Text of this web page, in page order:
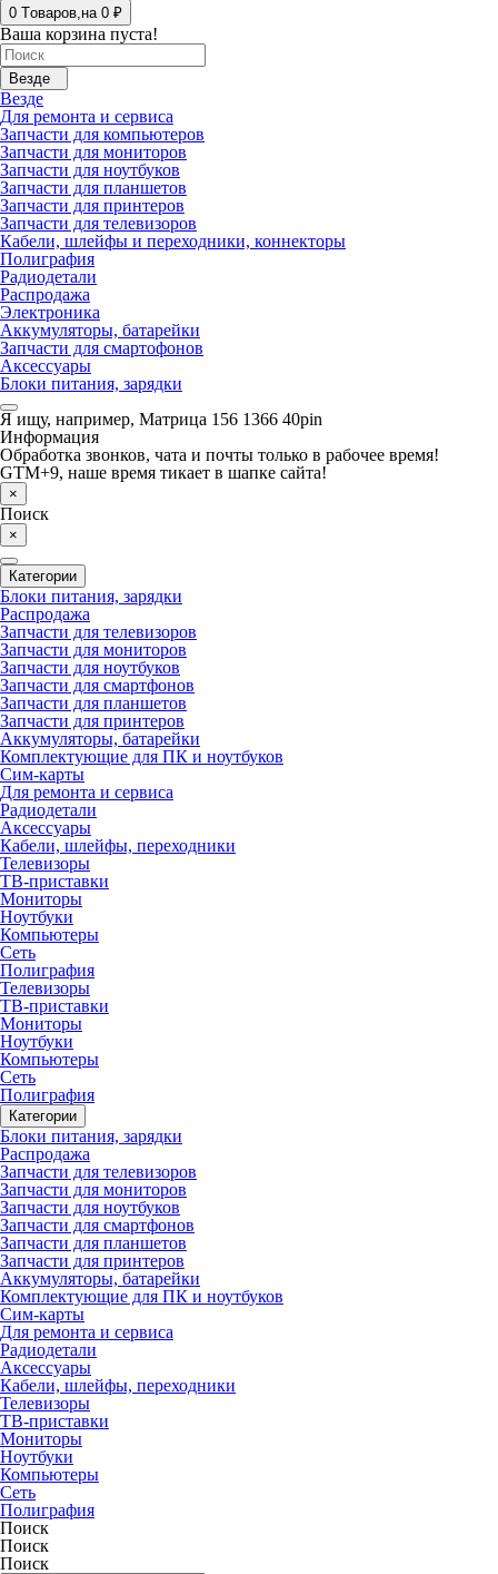
0 Tоваров,на 0 ₽
Ваша корзина пуста!
Везде
Везде
Для ремонта и сервиса
Запчасти для компьютеров
Запчасти для мониторов
Запчасти для ноутбуков
Запчасти для планшетов
Запчасти для принтеров
Запчасти для телевизоров
Кабели, шлейфы и переходники, коннекторы
Полиграфия
Радиодетали
Распродажа
Электроника
Аккумуляторы, батарейки
Запчасти для смартофонов
Аксессуары
Блоки питания, зарядки
Я ищу, например, Матрица 156 1366 40pin
Информация
Обработка звонков, чата и почты только в рабочее время!
GTM+9, наше время тикает в шапке сайта!
×
Поиск
×
Категории
Блоки питания, зарядки
Распродажа
Запчасти для телевизоров
Запчасти для мониторов
Запчасти для ноутбуков
Запчасти для смартфонов
Запчасти для планшетов
Запчасти для принтеров
Аккумуляторы, батарейки
Комплектующие для ПК и ноутбуков
Сим-карты
Для ремонта и сервиса
Радиодетали
Аксессуары
Кабели, шлейфы, переходники
Телевизоры
ТВ-приставки
Мониторы
Ноутбуки
Компьютеры
Сеть
Полиграфия
Телевизоры
ТВ-приставки
Мониторы
Ноутбуки
Компьютеры
Сеть
Полиграфия
Категории
Блоки питания, зарядки
Распродажа
Запчасти для телевизоров
Запчасти для мониторов
Запчасти для ноутбуков
Запчасти для смартфонов
Запчасти для планшетов
Запчасти для принтеров
Аккумуляторы, батарейки
Комплектующие для ПК и ноутбуков
Сим-карты
Для ремонта и сервиса
Радиодетали
Аксессуары
Кабели, шлейфы, переходники
Телевизоры
ТВ-приставки
Мониторы
Ноутбуки
Компьютеры
Сеть
Полиграфия
Поиск
Поиск
Поиск